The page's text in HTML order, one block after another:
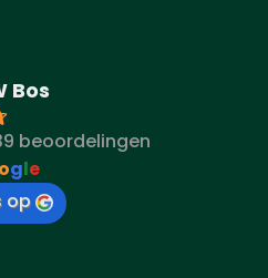
Bos
beoordelingen
ogle
op